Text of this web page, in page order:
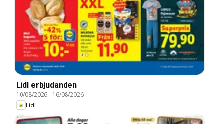
Lidl erbjudanden
10/08/2026- 16/08/2026
Lidl